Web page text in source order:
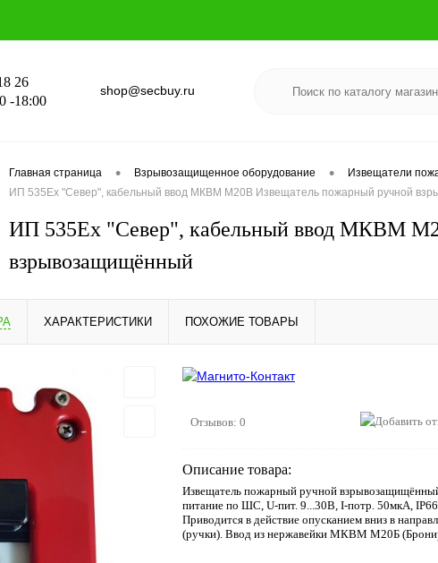
26
-18:00
shop@secbuy.ru
Главная страница • Взрывозащищенное оборудование • Извещатели
ИП 535Ех "Север", кабельный ввод МКВМ М20В Извещатель пожарный ручной
ИП 535Ех "Север", кабельный ввод МКВМ
взрывозащищённый
ХАРАКТЕРИСТИКИ ПОХОЖИЕ ТОВАРЫ
Отзывов: 0
Описание товара:
Извещатель пожарный ручной
питание по ШС, U-пит. 9...30В, I-потр. 50мкА,
Приводится в действие опусканием вниз в
(ручки). Ввод из нержавейки МКВМ М20Б